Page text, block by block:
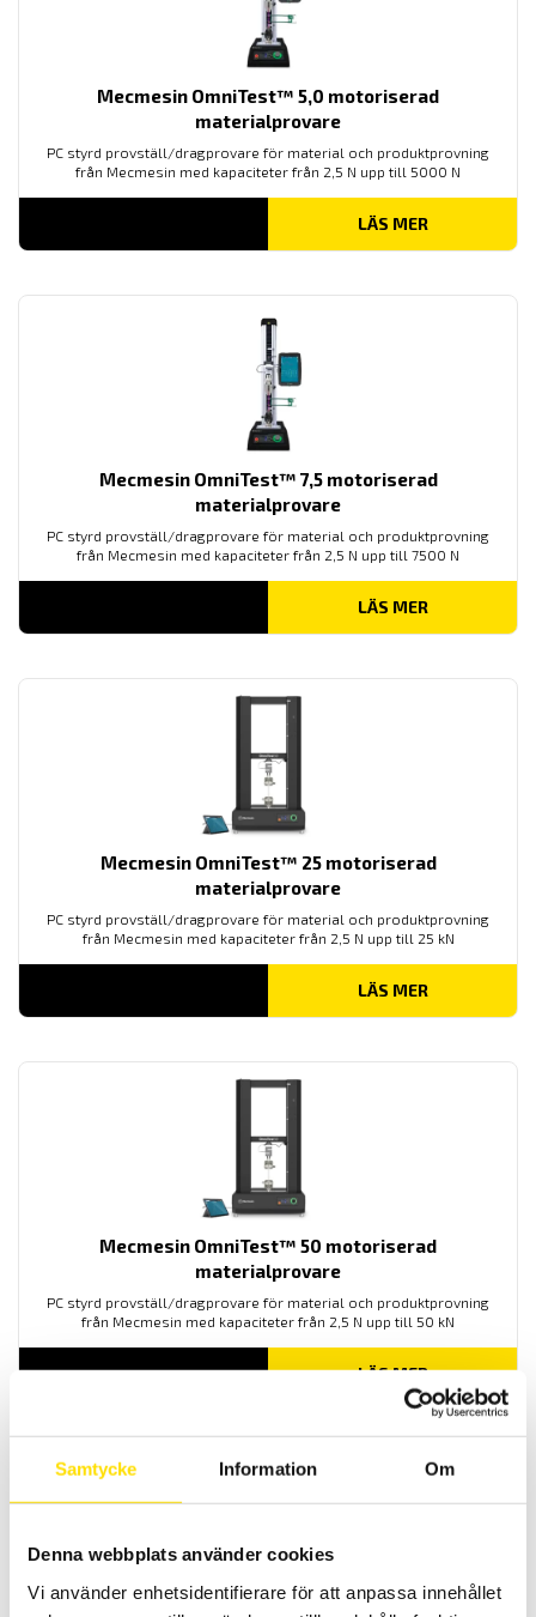
Samtycke Information Om
Denna webbplats använder cookies
Vi använder enhetsidentifierare för att anpassa innehållet
Mecmesin OmniTest™ 5,0 motoriserad
materialprovare
PC styrd provställ/dragprovare för material och produktprovning
från Mecmesin med kapaciteter från 2,5 N upp till 5000 N
LÄS MER
Mecmesin OmniTest™ 7,5 motoriserad
materialprovare
PC styrd provställ/dragprovare för material och produktprovning
från Mecmesin med kapaciteter från 2,5 N upp till 7500 N
LÄS MER
Mecmesin OmniTest™ 25 motoriserad
materialprovare
PC styrd provställ/dragprovare för material och produktprovning
från Mecmesin med kapaciteter från 2,5 N upp till 25 kN
LÄS MER
Mecmesin OmniTest™ 50 motoriserad
materialprovare
PC styrd provställ/dragprovare för material och produktprovning
från Mecmesin med kapaciteter från 2,5 N upp till 50 kN
LÄS MER